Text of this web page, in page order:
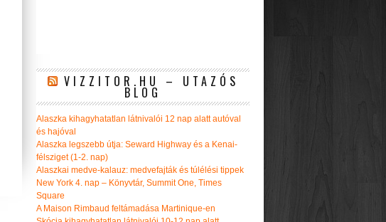
VIZZITOR.HU – UTAZÓS
BLOG
Alaszka kihagyhatatlan látnivalói 12 nap alatt autóval
és hajóval
Alaszka legszebb útja: Seward Highway és a Kenai-
félsziget (1-2. nap)
Alaszkai medve-kalauz: medvefajták és túlélési tippek
New York 4. nap – Könyvtár, Summit One, Times
Square
A Maison Rimbaud feltámadása Martinique-en